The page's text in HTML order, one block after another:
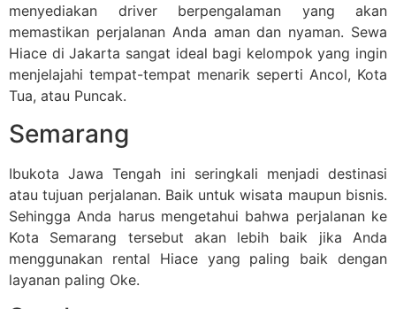
menyediakan driver berpengalaman yang akan
memastikan perjalanan Anda aman dan nyaman. Sewa
Hiace di Jakarta sangat ideal bagi kelompok yang ingin
menjelajahi tempat-tempat menarik seperti Ancol, Kota
Tua, atau Puncak.
Semarang
Ibukota Jawa Tengah ini seringkali menjadi destinasi
atau tujuan perjalanan. Baik untuk wisata maupun bisnis.
Sehingga Anda harus mengetahui bahwa perjalanan ke
Kota Semarang tersebut akan lebih baik jika Anda
menggunakan rental Hiace yang paling baik dengan
layanan paling Oke.